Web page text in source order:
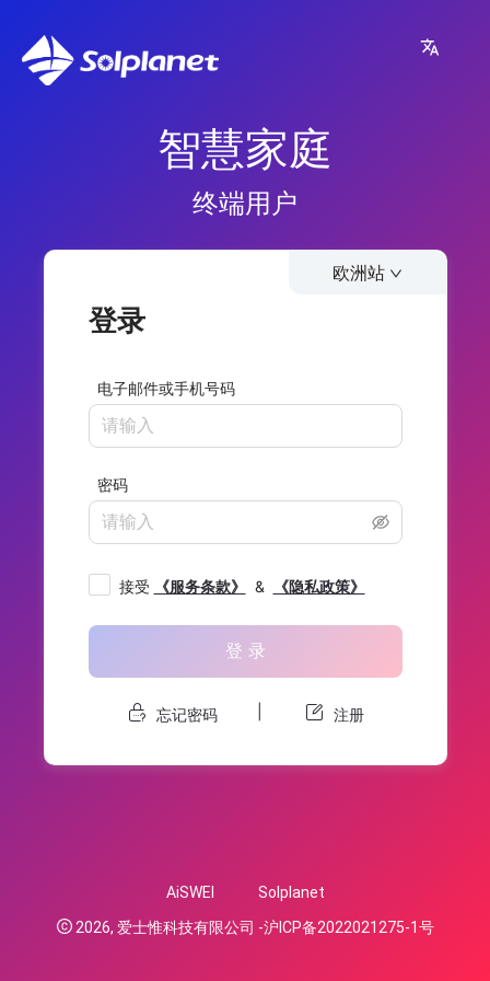
智慧家庭
终端用户
欧洲站
登录
电子邮件或手机号码
密码
接受 《服务条款》 & 《隐私政策》
登 录
 忘记密码  注册
AiSWEI
Solplanet
2026, 爱士惟科技有限公司 -沪ICP备2022021275-1号